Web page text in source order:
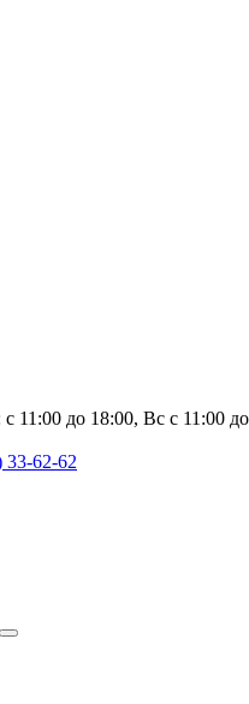
11:00 до 18:00, Вс с 11:00
33-62-62
до 18:00, Вс с 11:00 до